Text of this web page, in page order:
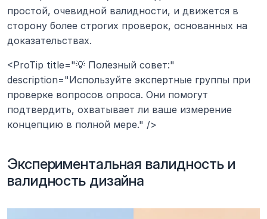
простой, очевидной валидности, и движется в
сторону более строгих проверок, основанных на
доказательствах.
<ProTip title="💡 Полезный совет:"
description="Используйте экспертные группы при
проверке вопросов опроса. Они помогут
подтвердить, охватывает ли ваше измерение
концепцию в полной мере." />
Экспериментальная валидность и
валидность дизайна